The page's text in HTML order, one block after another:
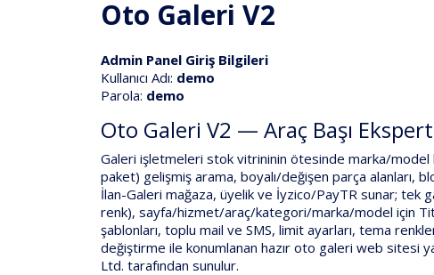
Oto Galeri V2
Admin Panel Giriş Bilgileri
Kullanıcı Adı: demo
Parola: demo
Oto Galeri V2 — Araç Başı
Galeri işletmeleri stok vitrininin ötesindemarka/model
paket) gelişmiş arama,boyalı/değişen parça alanları,
İlan-Galeri mağaza, üyelik ve İyzico/PayTR sunar;tek
renk),sayfa/hizmet/araç/kategori/marka/model için
şablonları,toplu mail ve SMS,limit ayarları,tema
değiştirme ile konumlanan hazıroto galeri web sitesi
Ltd. tarafından sunulur.